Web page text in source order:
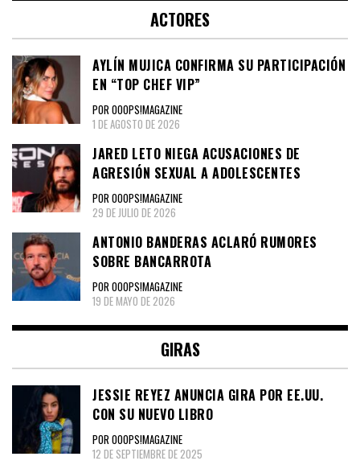
ACTORES
AYLÍN MUJICA CONFIRMA SU PARTICIPACIÓN
EN “TOP CHEF VIP”
POR OOOPS!MAGAZINE
1 DE AGOSTO DE 2026
JARED LETO NIEGA ACUSACIONES DE
AGRESIÓN SEXUAL A ADOLESCENTES
POR OOOPS!MAGAZINE
29 DE JULIO DE 2026
ANTONIO BANDERAS ACLARÓ RUMORES
SOBRE BANCARROTA
POR OOOPS!MAGAZINE
19 DE MAYO DE 2026
GIRAS
JESSIE REYEZ ANUNCIA GIRA POR EE.UU.
CON SU NUEVO LIBRO
POR OOOPS!MAGAZINE
12 DE SEPTIEMBRE DE 2025